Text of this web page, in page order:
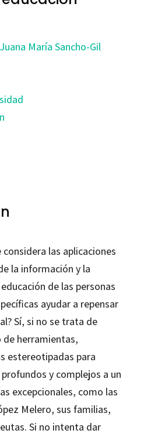
Juana María Sancho-Gil
considera las aplicaciones
la información y la
de las personas
ayudar a repensar
Sí, si no se trata de
herramientas,
estereotipadas para
y complejos a un
excepcionales, como las
Melero, sus familias,
Si no intenta dar